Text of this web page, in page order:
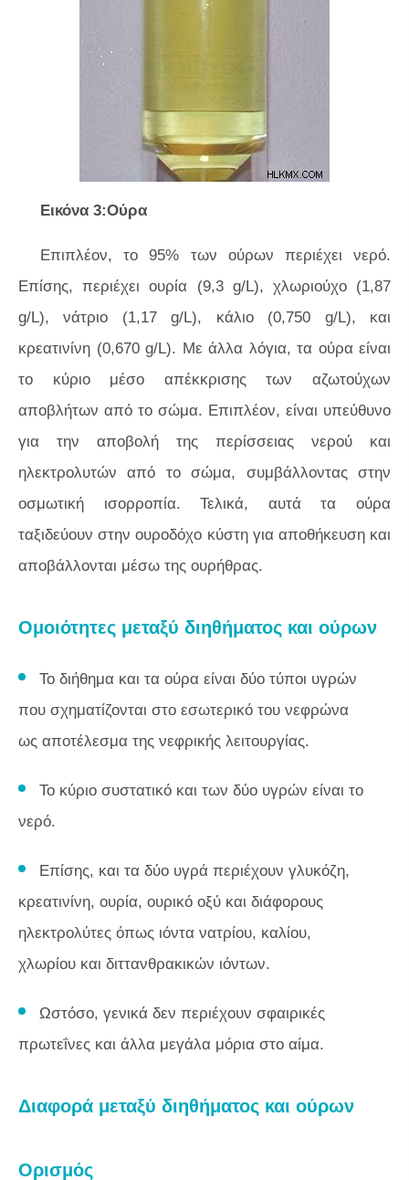
Εικόνα 3:Ούρα
Επιπλέον, το 95% των ούρων περιέχει νερό.
Επίσης, περιέχει ουρία (9,3 g/L), χλωριούχο (1,87
g/L), νάτριο (1,17 g/L), κάλιο (0,750 g/L), και
κρεατινίνη (0,670 g/L). Με άλλα λόγια, τα ούρα είναι
το κύριο μέσο απέκκρισης των αζωτούχων
αποβλήτων από το σώμα. Επιπλέον, είναι υπεύθυνο
για την αποβολή της περίσσειας νερού και
ηλεκτρολυτών από το σώμα, συμβάλλοντας στην
οσμωτική ισορροπία. Τελικά, αυτά τα ούρα
ταξιδεύουν στην ουροδόχο κύστη για αποθήκευση και
αποβάλλονται μέσω της ουρήθρας.
Ομοιότητες μεταξύ διηθήματος και ούρων
Το διήθημα και τα ούρα είναι δύο τύποι υγρών
που σχηματίζονται στο εσωτερικό του νεφρώνα
ως αποτέλεσμα της νεφρικής λειτουργίας.
Το κύριο συστατικό και των δύο υγρών είναι το
νερό.
Επίσης, και τα δύο υγρά περιέχουν γλυκόζη,
κρεατινίνη, ουρία, ουρικό οξύ και διάφορους
ηλεκτρολύτες όπως ιόντα νατρίου, καλίου,
χλωρίου και διττανθρακικών ιόντων.
Ωστόσο, γενικά δεν περιέχουν σφαιρικές
πρωτεΐνες και άλλα μεγάλα μόρια στο αίμα.
Διαφορά μεταξύ διηθήματος και ούρων
Ορισμός